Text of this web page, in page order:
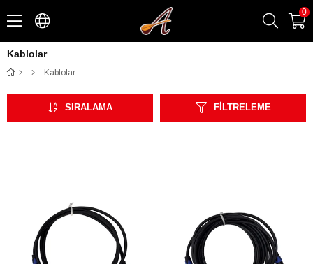
0
Kablolar
Kablolar
FILTRELEME
SIRALAMA